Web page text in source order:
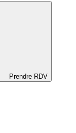
Prendre RDV